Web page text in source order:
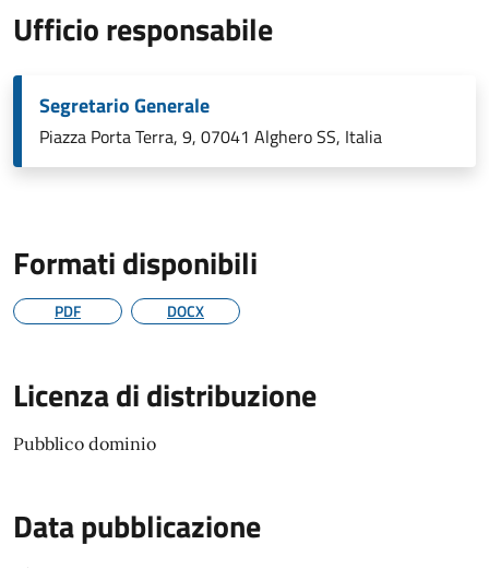
Ufficio responsabile
Segretario Generale
Piazza Porta Terra, 9, 07041 Alghero SS, Italia
Formati disponibili
PDF DOCX
Licenza di distribuzione
Pubblico dominio
Data pubblicazione